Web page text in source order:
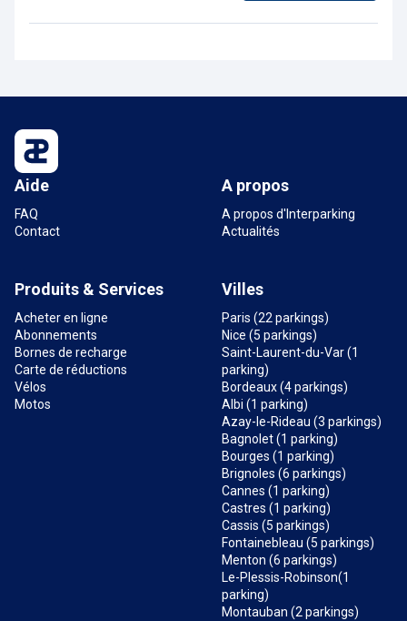
Aide
FAQ
Contact
A propos
A propos d'Interparking
Actualités
Produits & Services
Acheter en ligne
Abonnements
Bornes de recharge
Carte de réductions
Vélos
Motos
Villes
Paris (22 parkings)
Nice (5 parkings)
Saint-Laurent-du-Var (1
parking)
Bordeaux (4 parkings)
Albi (1 parking)
Azay-le-Rideau (3 parkings)
Bagnolet (1 parking)
Bourges (1 parking)
Brignoles (6 parkings)
Cannes (1 parking)
Castres (1 parking)
Cassis (5 parkings)
Fontainebleau (5 parkings)
Menton (6 parkings)
Le-Plessis-Robinson(1
parking)
Montauban (2 parkings)